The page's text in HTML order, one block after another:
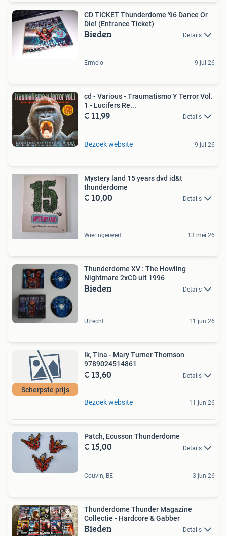
CD TICKET Thunderdome '96 Dance Or
Die! (Entrance Ticket)
Bieden Details
Ermelo 9 jul 26
cd - Various - Traumatismo Y Terror Vol.
1 - Lucifers Re...
€ 11,99 Details
Bezoek website 9 jul 26
Mystery land 15 years dvd id&t
thunderdome
€ 10,00 Details
Wieringerwerf 13 mei 26
Thunderdome XV : The Howling
Nightmare 2xCD uit 1996
Bieden Details
Utrecht 11 jun 26
Scherpste prijs
Ik, Tina - Mary Turner Thomson
9789024514861
€ 13,60 Details
Bezoek website 11 jun 26
Patch, Ecusson Thunderdome
€ 15,00 Details
Couvin, BE 3 jun 26
Thunderdome Thunder Magazine
Collectie - Hardcore & Gabber
Bieden Details